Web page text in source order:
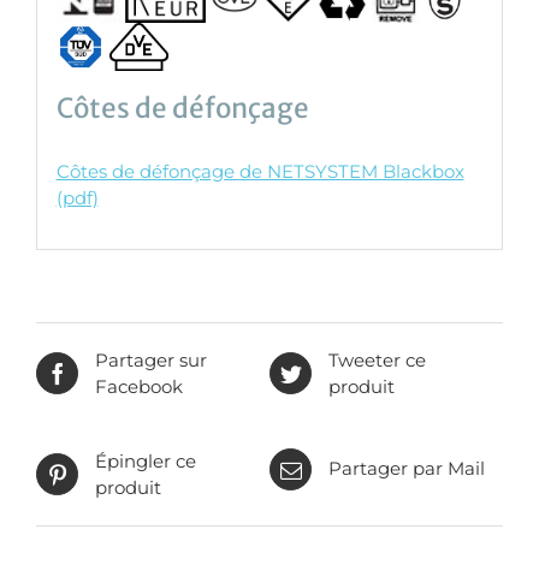
Côtes de défonçage
Côtes de défonçage de NETSYSTEM Blackbox
(pdf)
Partager sur
Facebook
Tweeter ce
produit
Épingler ce
produit
Partager par Mail